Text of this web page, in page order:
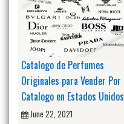
Catalogo de Perfumes
Originales para Vender Por
Catalogo en Estados Unidos
June 22, 2021